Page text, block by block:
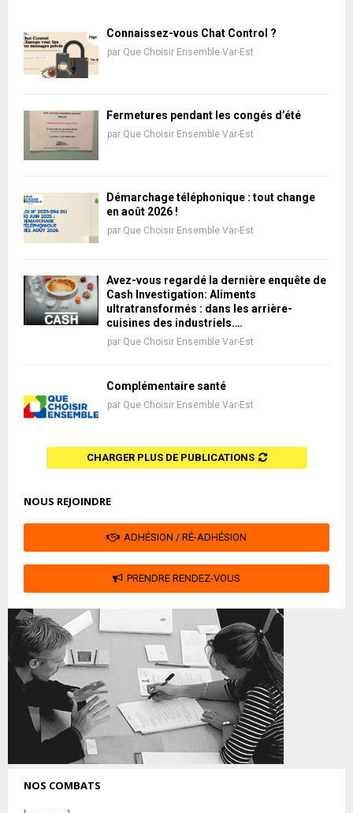
Connaissez-vous Chat Control ?
par Que Choisir Ensemble Var-Est
Fermetures pendant les congés d’été
par Que Choisir Ensemble Var-Est
Démarchage téléphonique : tout change
en août 2026 !
par Que Choisir Ensemble Var-Est
Avez-vous regardé la dernière enquête de
Cash Investigation: Aliments
ultratransformés : dans les arrière-
cuisines des industriels.…
par Que Choisir Ensemble Var-Est
Complémentaire santé
par Que Choisir Ensemble Var-Est
CHARGER PLUS DE PUBLICATIONS
NOUS REJOINDRE
ADHÉSION / RÉ-ADHÉSION
PRENDRE RENDEZ-VOUS
NOS COMBATS